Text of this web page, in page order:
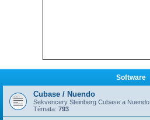
Software
Cubase / Nuendo
Sekvencery Steinberg Cubase a Nuendo
Témata: 793